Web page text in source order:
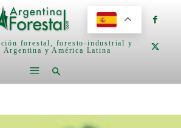
forestal, foresto-industrial y
Argentina y América Latina